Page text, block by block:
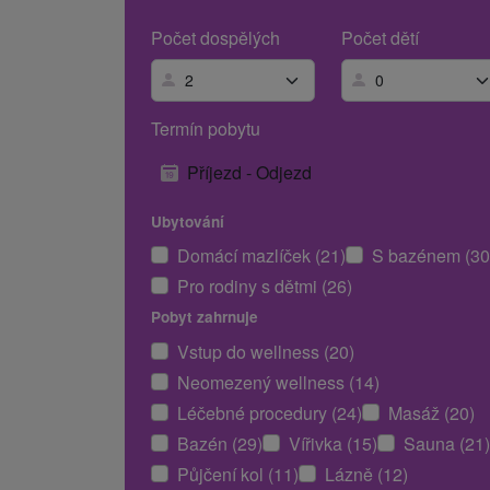
Počet dospělých
Počet dětí
Termín pobytu
Příjezd - Odjezd
Ubytování
Domácí mazlíček (21)
S bazénem
Pro rodiny s dětmi (26)
Pobyt zahrnuje
Vstup do wellness (20)
Neomezený wellness (14)
Léčebné procedury (24)
Masáž (20)
Bazén (29)
Vířivka (15)
Sauna (21)
Půjčení kol (11)
Lázně (12)